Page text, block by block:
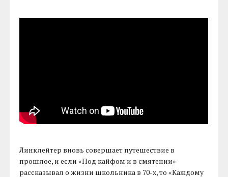
Линклейтер вновь совершает путешествие в
прошлое, и если «Под кайфом и в смятении»
рассказывал о жизни школьника в 70-х, то «Каждому